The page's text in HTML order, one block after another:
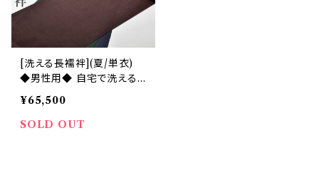
[洗える長襦袢](夏/単衣)
◆男性用◆ 自宅で洗える！
新潟 越後 小千谷 (全3色)
本麻 (商品番号:20765m)
¥65,500
SOLD OUT